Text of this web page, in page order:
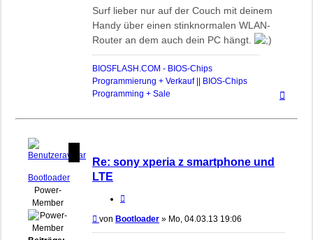
Surf lieber nur auf der Couch mit deinem
Handy über einen stinknormalen WLAN-
Router an dem auch dein PC hängt.
BIOSFLASH.COM - BIOS-Chips
Programmierung + Verkauf || BIOS-Chips
Programming + Sale
Bootloader
Power-
Member
Re: sony xperia z smartphone und
LTE
Beitrag
von Bootloader » Mo, 04.03.13 19:06